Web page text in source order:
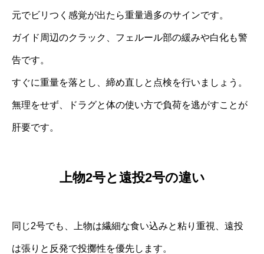
元でビリつく感覚が出たら重量過多のサインです。
ガイド周辺のクラック、フェルール部の緩みや白化も警
告です。
すぐに重量を落とし、締め直しと点検を行いましょう。
無理をせず、ドラグと体の使い方で負荷を逃がすことが
肝要です。
上物2号と遠投2号の違い
同じ2号でも、上物は繊細な食い込みと粘り重視、遠投
は張りと反発で投擲性を優先します。